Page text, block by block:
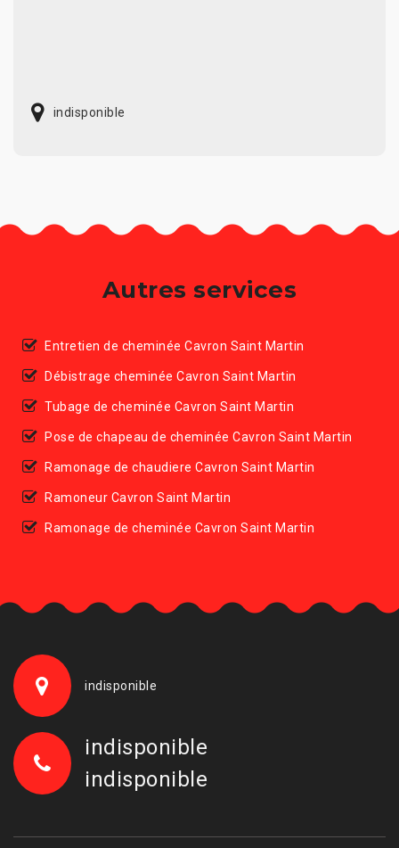
indisponible
Autres services
Entretien de cheminée Cavron Saint Martin
Débistrage cheminée Cavron Saint Martin
Tubage de cheminée Cavron Saint Martin
Pose de chapeau de cheminée Cavron Saint Martin
Ramonage de chaudiere Cavron Saint Martin
Ramoneur Cavron Saint Martin
Ramonage de cheminée Cavron Saint Martin
indisponible
indisponible
indisponible